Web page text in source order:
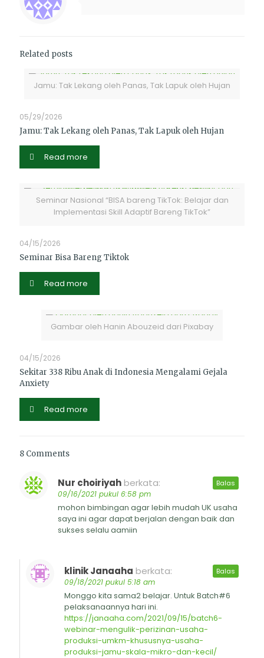
Related posts
Jamu: Tak Lekang oleh Panas, Tak Lapuk oleh Hujan
05/29/2026
Jamu: Tak Lekang oleh Panas, Tak Lapuk oleh Hujan
Read more
Seminar Nasional “BISA bareng TikTok: Belajar dan
Implementasi Skill Adaptif Bareng TikTok”
04/15/2026
Seminar Bisa Bareng Tiktok
Read more
Gambar oleh Hanin Abouzeid dari Pixabay
04/15/2026
Sekitar 338 Ribu Anak di Indonesia Mengalami Gejala
Anxiety
Read more
8 Comments
Nur choiriyahberkata:
09/16/2021 pukul 6:58 pm
mohon bimbingan agar lebih mudah UK usaha
saya ini agar dapat berjalan dengan baik dan
sukses selalu aamiin
Balas
klinik Janaaha berkata:
09/18/2021 pukul 5:18 am
Monggo kita sama2 belajar. Untuk Batch#6
pelaksanaannya hari ini.
https://janaaha.com/2021/09/15/batch6-
webinar-mengulik-perizinan-usaha-
produksi-umkm-khususnya-usaha-
produksi-jamu-skala-mikro-dan-kecil/
Balas